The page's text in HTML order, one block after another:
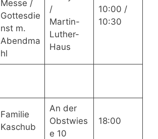
Messe /
Gottesdie
nst m.
Abendma
hl
/
Martin-
Luther-
Haus
10:00 /
10:30
Familie
Kaschub
An der
Obstwies
e 10
18:00